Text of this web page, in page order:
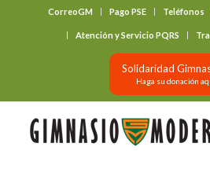
CorreoGM Pago PSE Teléfonos
Atención y Servicio PQRS
Solidaridad
Haga su donación